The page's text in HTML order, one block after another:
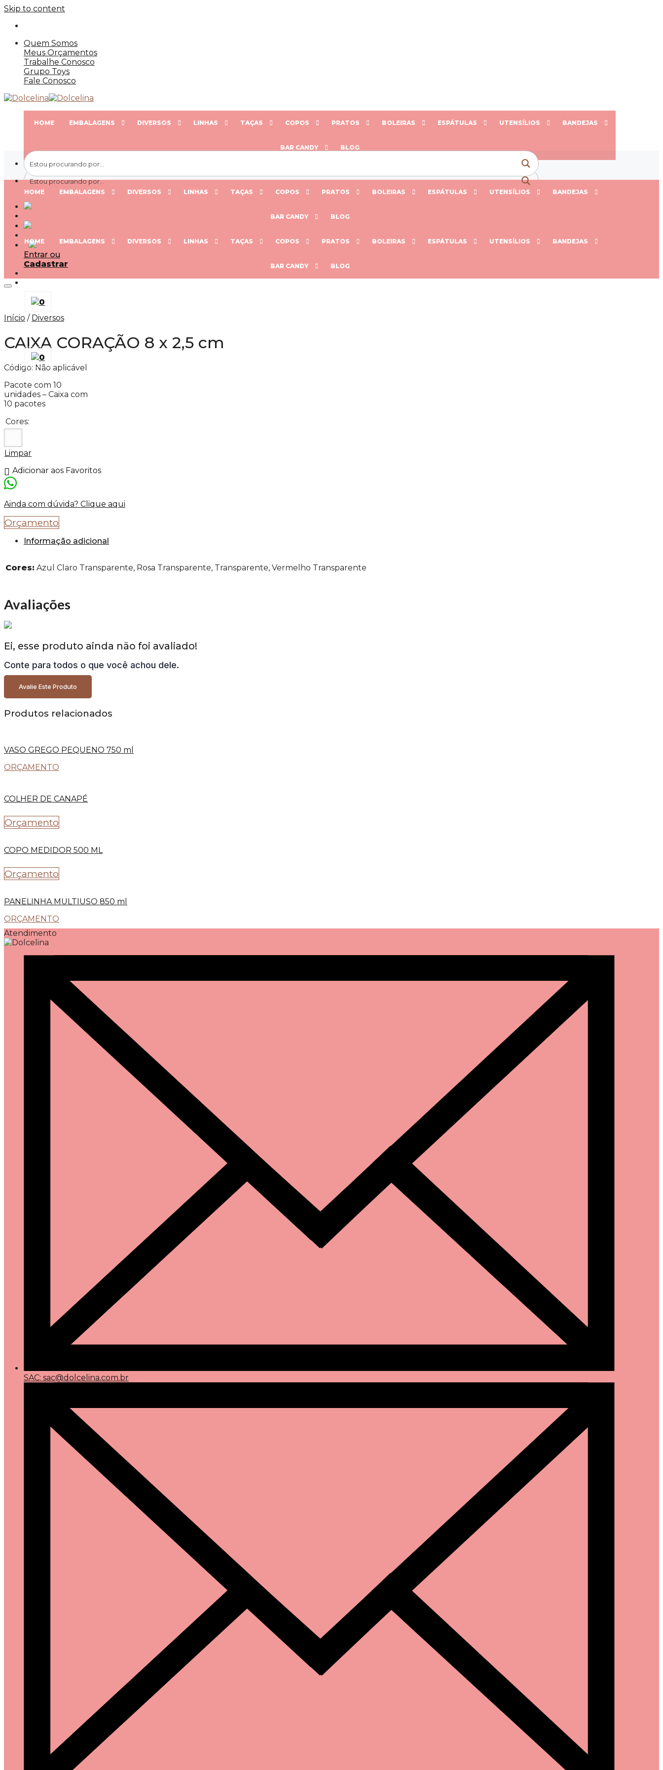
Skip to content
Quem Somos
Meus Orçamentos
Trabalhe Conosco
Grupo Toys
Fale Conosco
HOME EMBALAGENS DIVERSOS LINHAS TAÇAS COPOS PRATOS BOLEIRAS ESPÁTULAS UTENSÍLIOS BANDEJAS
BAR CANDY BLOG
Entrar ou
Cadastrar
0
0
HOME EMBALAGENS DIVERSOS LINHAS TAÇAS COPOS PRATOS BOLEIRAS ESPÁTULAS UTENSÍLIOS BANDEJAS
BAR CANDY BLOG
HOME EMBALAGENS DIVERSOS LINHAS TAÇAS COPOS PRATOS BOLEIRAS ESPÁTULAS UTENSÍLIOS BANDEJAS
BAR CANDY BLOG
Início / Diversos
CAIXA CORAÇÃO 8 x 2,5 cm
Código: Não aplicável
Pacote com 10
unidades – Caixa com
10 pacotes
Cores:
Limpar
Adicionar aos Favoritos
Ainda com dúvida? Clique aqui
Orçamento
Informação adicional
Cores: Azul Claro Transparente, Rosa Transparente, Transparente, Vermelho Transparente
Avaliações
Ei, esse produto ainda não foi avaliado!
Conte para todos o que você achou dele.
Avalie Este Produto
Produtos relacionados
VASO GREGO PEQUENO 750 ml
ORÇAMENTO
COLHER DE CANAPÉ
Orçamento
COPO MEDIDOR 500 ML
Orçamento
PANELINHA MULTIUSO 850 ml
ORÇAMENTO
Atendimento
SAC: sac@dolcelina.com.br